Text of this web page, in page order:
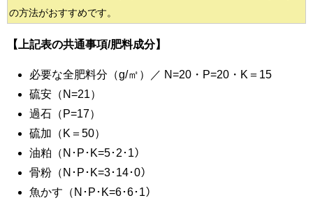
の方法がおすすめです。
【上記表の共通事項/肥料成分】
必要な全肥料分（g/㎡）／ N=20・P=20・K＝15
硫安（N=21）
過石（P=17）
硫加（K＝50）
油粕（N･P･K=5･2･1）
骨粉（N･P･K=3･14･0）
魚かす（N･P･K=6･6･1）